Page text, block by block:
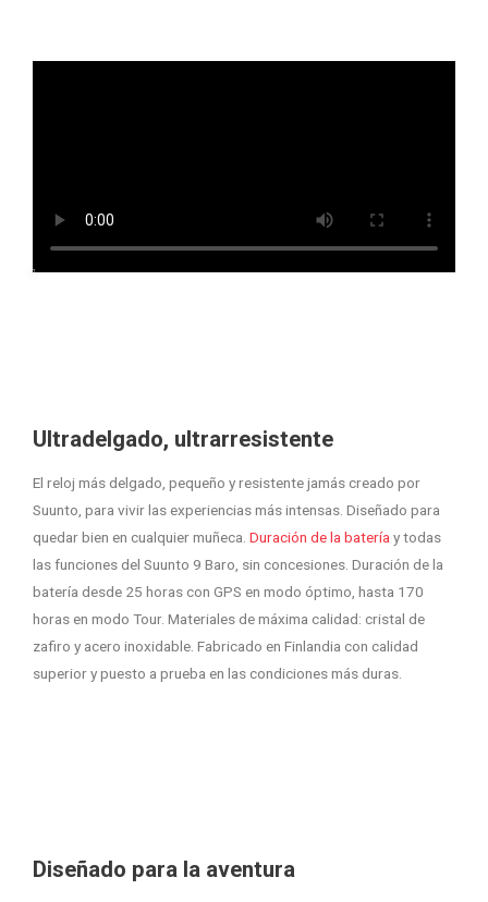
Ultradelgado, ultrarresistente
El reloj más delgado, pequeño y resistente jamás creado por
Suunto, para vivir las experiencias más intensas. Diseñado para
quedar bien en cualquier muñeca. Duración de la batería y todas
las funciones del Suunto 9 Baro, sin concesiones. Duración de la
batería desde 25 horas con GPS en modo óptimo, hasta 170
horas en modo Tour. Materiales de máxima calidad: cristal de
zafiro y acero inoxidable. Fabricado en Finlandia con calidad
superior y puesto a prueba en las condiciones más duras.
Diseñado para la aventura